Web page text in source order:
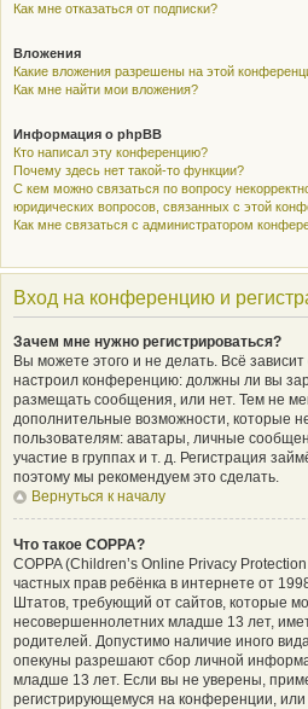
Как мне отказаться от подписки?
Вложения
Какие вложения разрешены на этой
Как мне найти мои вложения?
Информация о phpBB
Кто написал эту конференцию?
Почему здесь нет такой-то функции?
С кем можно связаться по вопросу
юридических вопросов, связанных с этой
Как мне связаться с администратором
Вход на конференцию и
Зачем мне нужно регистрироваться?
Вы можете этого и не делать. Всё
настроил конференцию: должны ли вы
размещать сообщения, или нет. Тем не
дополнительные возможности, которые
пользователям: аватары, личные
участие в группах и т. д. Регистрация
поэтому мы рекомендуем это сделать.
Вернуться к началу
Что такое COPPA?
COPPA (Children’s Online Privacy
частных прав ребёнка в интернете от
Штатов, требующий от сайтов, которые
несовершеннолетних младше 13 лет,
родителей. Допустимо наличие иного
опекуны разрешают сбор личной
младше 13 лет. Если вы не уверены,
регистрирующемуся на конференции,